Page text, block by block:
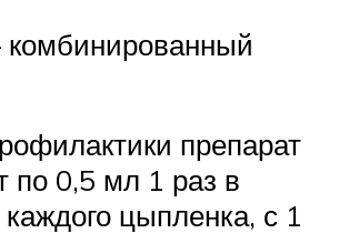
комбинированный
препарат
по 0,5 мл 1 раз в
цыпленка, с 1